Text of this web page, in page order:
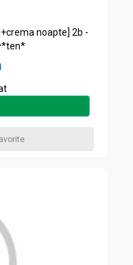
noapte] 2b -